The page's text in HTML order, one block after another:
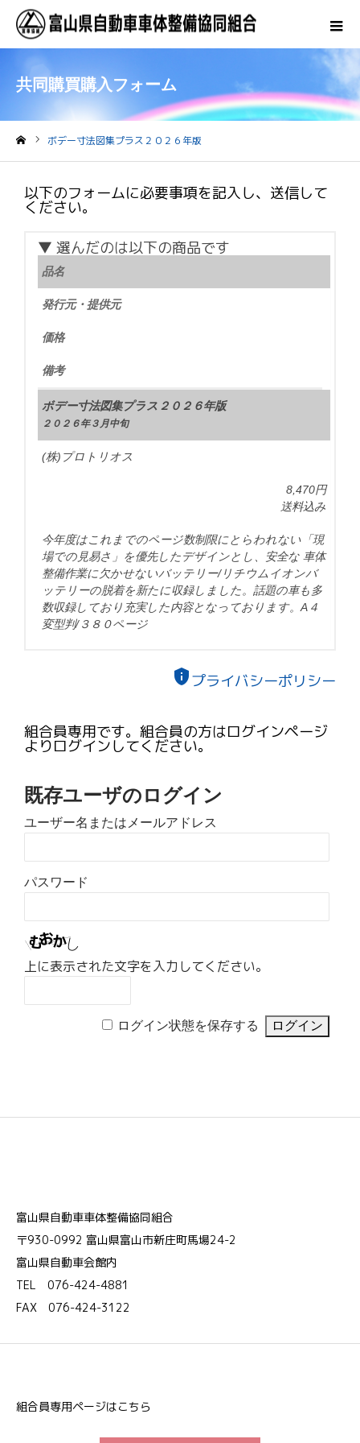
共同購買購入フォーム
ボデー寸法図集プラス２０２６年版
以下のフォームに必要事項を記入し、送信して
ください。
▼ 選んだのは以下の商品です
品名
発行元・提供元
価格
備考
ボデー寸法図集プラス２０２６年版
２０２６年３月中旬
(株)プロトリオス
8,470円
送料込み
今年度はこれまでのページ数制限にとらわれない「現
場での見易さ」を優先したデザインとし、安全な 車体
整備作業に欠かせないバッテリー/リチウムイオンバ
ッテリーの脱着を新たに収録しました。話題の車も多
数収録しており充実した内容となっております。A４
変型判/３８０ページ
privacy_tipプライバシーポリシー
組合員専用です。組合員の方はログインページ
よりログインしてください。
既存ユーザのログイン
ユーザー名またはメールアドレス
パスワード
上に表示された文字を入力してください。
ログイン状態を保存する
富山県自動車車体整備協同組合
〒930-0992 富山県富山市新庄町馬場24-2
富山県自動車会館内
TEL 076-424-4881
FAX 076-424-3122
組合員専用ページはこちら